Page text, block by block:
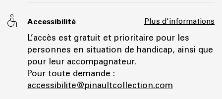
Accessibilité Plus d'informations
L’accès est gratuit et prioritaire pour les
personnes en situation de handicap, ainsi que
pour leur accompagnateur.
Pour toute demande :
accessibilite@pinaultcollection.com